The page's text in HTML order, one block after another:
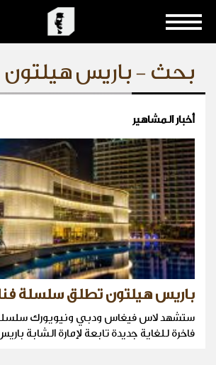
بحث - باريس هيلتون
أخبار المشاهير
باريس هيلتون تطلق سلسلة
ستشهد لاس فيغاس ودبي ونيويورك
فاخرة للغاية جديدة تابعة لإمارة الشابة